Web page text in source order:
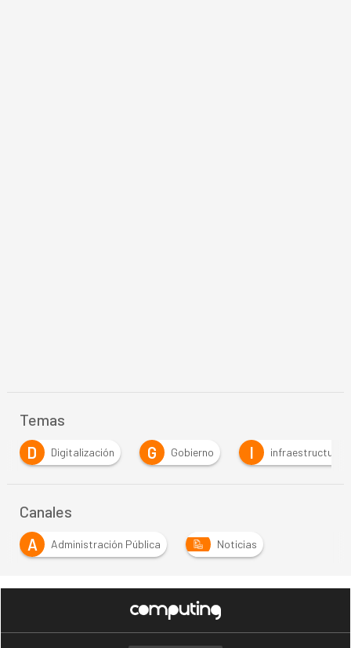
Temas
Digitalización G Gobierno infraestructuras
Canales
A
Administración Pública Noticias